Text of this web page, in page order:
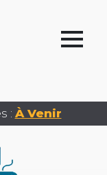
: À Venir